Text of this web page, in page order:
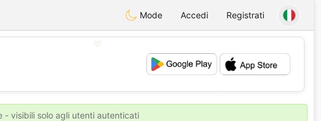
Mode Accedi Registrati
💕
- visibili solo agli utenti autenticati